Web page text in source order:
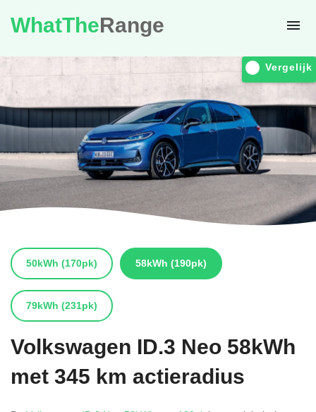
WhatTheRange
Vergelijk
50kWh (170pk) 58kWh (190pk)
79kWh (231pk)
Volkswagen ID.3 Neo 58kWh
met 345 km actieradius